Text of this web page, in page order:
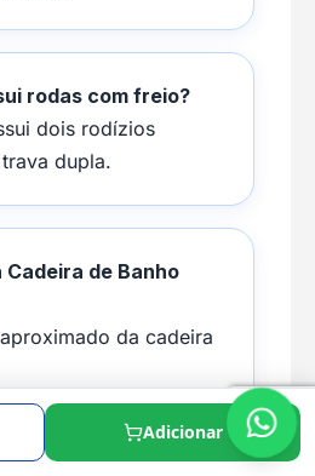
rodas com freio?
dois rodízios
dupla.
Cadeira de Banho
da cadeira
Adicionar